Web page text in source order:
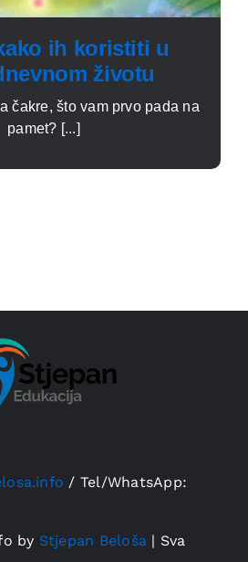
ih koristiti u
životu
čakre, što vam prvo pada na
pamet? [...]
/ Tel/WhatsApp:
by Stjepan Beloša | Sva